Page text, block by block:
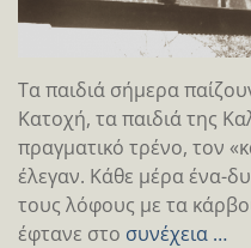
Τα παιδιά σήμερα
Κατοχή, τα παιδιά της
πραγματικό τρένο, τον
έλεγαν. Κάθε μέρα ένα-
τους λόφους με τα
έφτανε στο συνέχεια …